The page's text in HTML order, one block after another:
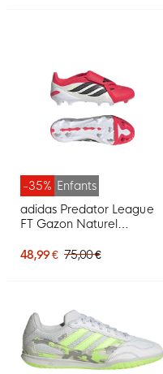
-35% Enfants
adidas Predator League
FT Gazon Naturel
Enfants Rouge Blanc Noir
48,99 € 75,00 €